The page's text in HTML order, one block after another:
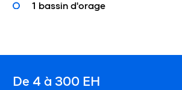
1 bassin d'orage
De 4 à 300 EH